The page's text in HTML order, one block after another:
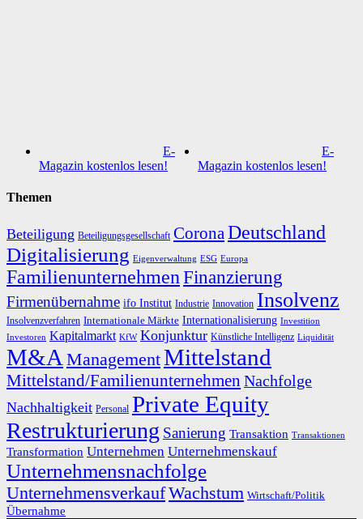
E-
Magazin kostenlos lesen!
E-
Magazin kostenlos lesen!
Themen
Beteiligung Beteiligungsgesellschaft CoronaDeutschland
Digitalisierung Eigenverwaltung ESG Europa
FamilienunternehmenFinanzierung
Firmenübernahme ifo Institut Industrie Innovation Insolvenz
Insolvenzverfahren Internationale Märkte Internationalisierung Investition
Investoren Kapitalmarkt KfW Konjunktur Künstliche Intelligenz Liquidität
M&A ManagementMittelstand
Mittelstand/Familienunternehmen Nachfolge
Nachhaltigkeit Personal Private Equity
Restrukturierung Sanierung Transaktion Transaktionen
Transformation Unternehmen Unternehmenskauf
Unternehmensnachfolge
UnternehmensverkaufWachstum Wirtschaft/Politik
Übernahme